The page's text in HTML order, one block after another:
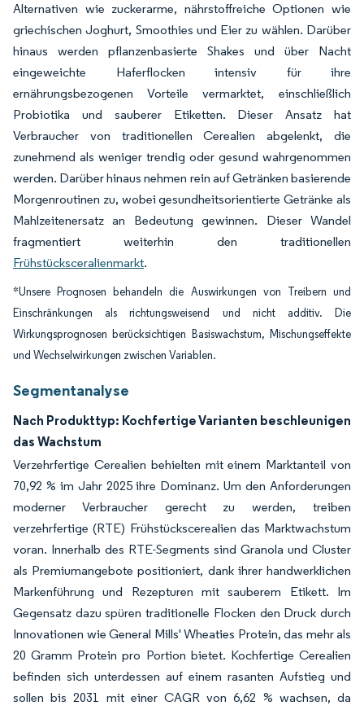
Alternativen wie zuckerarme, nährstoffreiche Optionen wie
griechischen Joghurt, Smoothies und Eier zu wählen. Darüber
hinaus werden pflanzenbasierte Shakes und über Nacht
eingeweichte Haferflocken intensiv für ihre
ernährungsbezogenen Vorteile vermarktet, einschließlich
Probiotika und sauberer Etiketten. Dieser Ansatz hat
Verbraucher von traditionellen Cerealien abgelenkt, die
zunehmend als weniger trendig oder gesund wahrgenommen
werden. Darüber hinaus nehmen rein auf Getränken basierende
Morgenroutinen zu, wobei gesundheitsorientierte Getränke als
Mahlzeitenersatz an Bedeutung gewinnen. Dieser Wandel
fragmentiert weiterhin den traditionellen
Frühstücksceralienmarkt.
*Unsere Prognosen behandeln die Auswirkungen von Treibern und
Einschränkungen als richtungsweisend und nicht additiv. Die
Wirkungsprognosen berücksichtigen Basiswachstum, Mischungseffekte
und Wechselwirkungen zwischen Variablen.
Segmentanalyse
Nach Produkttyp: Kochfertige Varianten beschleunigen
das Wachstum
Verzehrfertige Cerealien behielten mit einem Marktanteil von
70,92 % im Jahr 2025 ihre Dominanz. Um den Anforderungen
moderner Verbraucher gerecht zu werden, treiben
verzehrfertige (RTE) Frühstückscerealien das Marktwachstum
voran. Innerhalb des RTE-Segments sind Granola und Cluster
als Premiumangebote positioniert, dank ihrer handwerklichen
Markenführung und Rezepturen mit sauberem Etikett. Im
Gegensatz dazu spüren traditionelle Flocken den Druck durch
Innovationen wie General Mills' Wheaties Protein, das mehr als
20 Gramm Protein pro Portion bietet. Kochfertige Cerealien
befinden sich unterdessen auf einem rasanten Aufstieg und
sollen bis 2031 mit einer CAGR von 6,62 % wachsen, da